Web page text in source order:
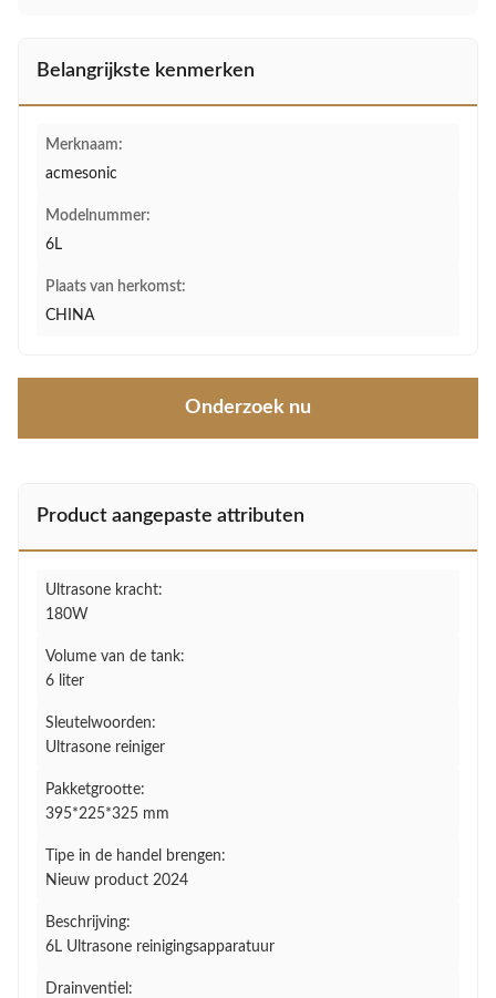
Belangrijkste kenmerken
Merknaam:
acmesonic
Modelnummer:
6L
Plaats van herkomst:
CHINA
Onderzoek nu
Product aangepaste attributen
Ultrasone kracht:
180W
Volume van de tank:
6 liter
Sleutelwoorden:
Ultrasone reiniger
Pakketgrootte:
395*225*325 mm
Tipe in de handel brengen:
Nieuw product 2024
Beschrijving:
6L Ultrasone reinigingsapparatuur
Drainventiel: